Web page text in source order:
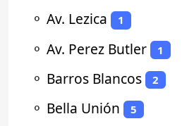
⚬ Av. Lezica 1
⚬ Av. Perez Butler 1
⚬ Barros Blancos 2
⚬ Bella Unión 5